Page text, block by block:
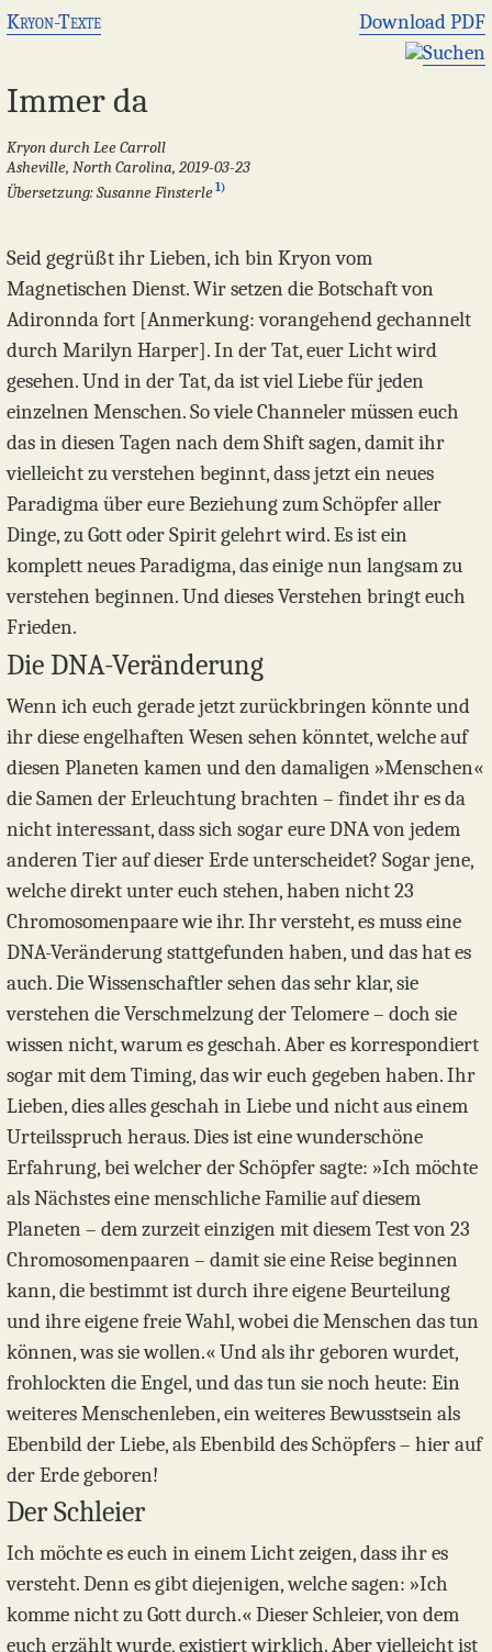
Kryon-Texte
Download PDF
Suchen
Immer da
Kryon durch Lee Carroll
Asheville, North Carolina, 2019-03-23
Übersetzung: Susanne Finsterle1)
Seid gegrüßt ihr Lieben, ich bin Kryon vom
Magnetischen Dienst. Wir setzen die Botschaft von
Adironnda fort [Anmerkung: vorangehend gechannelt
durch Marilyn Harper]. In der Tat, euer Licht wird
gesehen. Und in der Tat, da ist viel Liebe für jeden
einzelnen Menschen. So viele Channeler müssen euch
das in diesen Tagen nach dem Shift sagen, damit ihr
vielleicht zu verstehen beginnt, dass jetzt ein neues
Paradigma über eure Beziehung zum Schöpfer aller
Dinge, zu Gott oder Spirit gelehrt wird. Es ist ein
komplett neues Paradigma, das einige nun langsam zu
verstehen beginnen. Und dieses Verstehen bringt euch
Frieden.
Die DNA-Veränderung
Wenn ich euch gerade jetzt zurückbringen könnte und
ihr diese engelhaften Wesen sehen könntet, welche auf
diesen Planeten kamen und den damaligen »Menschen«
die Samen der Erleuchtung brachten – findet ihr es da
nicht interessant, dass sich sogar eure DNA von jedem
anderen Tier auf dieser Erde unterscheidet? Sogar jene,
welche direkt unter euch stehen, haben nicht 23
Chromosomenpaare wie ihr. Ihr versteht, es muss eine
DNA-Veränderung stattgefunden haben, und das hat es
auch. Die Wissenschaftler sehen das sehr klar, sie
verstehen die Verschmelzung der Telomere – doch sie
wissen nicht, warum es geschah. Aber es korrespondiert
sogar mit dem Timing, das wir euch gegeben haben. Ihr
Lieben, dies alles geschah in Liebe und nicht aus einem
Urteilsspruch heraus. Dies ist eine wunderschöne
Erfahrung, bei welcher der Schöpfer sagte: »Ich möchte
als Nächstes eine menschliche Familie auf diesem
Planeten – dem zurzeit einzigen mit diesem Test von 23
Chromosomenpaaren – damit sie eine Reise beginnen
kann, die bestimmt ist durch ihre eigene Beurteilung
und ihre eigene freie Wahl, wobei die Menschen das tun
können, was sie wollen.« Und als ihr geboren wurdet,
frohlockten die Engel, und das tun sie noch heute: Ein
weiteres Menschenleben, ein weiteres Bewusstsein als
Ebenbild der Liebe, als Ebenbild des Schöpfers – hier auf
der Erde geboren!
Der Schleier
Ich möchte es euch in einem Licht zeigen, dass ihr es
versteht. Denn es gibt diejenigen, welche sagen: »Ich
komme nicht zu Gott durch.« Dieser Schleier, von dem
euch erzählt wurde, existiert wirklich. Aber vielleicht ist